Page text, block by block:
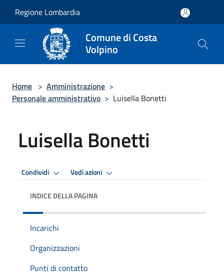
Regione Lombardia
Comune di Costa
Volpino
Home > Amministrazione >
Personale amministrativo > Luisella Bonetti
Luisella Bonetti
Condividi Vedi azioni
INDICE DELLA PAGINA
Incarichi
Organizzazioni
Punti di contatto